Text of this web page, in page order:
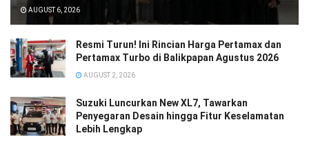
AUGUST 6, 2026
Resmi Turun! Ini Rincian Harga Pertamax dan
Pertamax Turbo di Balikpapan Agustus 2026
AUGUST 2, 2026
Suzuki Luncurkan New XL7, Tawarkan
Penyegaran Desain hingga Fitur Keselamatan
Lebih Lengkap